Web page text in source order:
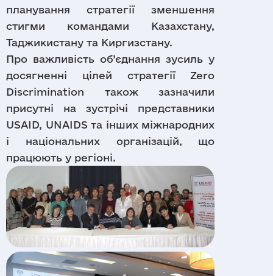
планування стратегії зменшення
стигми командами Казахстану,
Таджикистану та Киргизстану.
Про важливість об’єднання зусиль у
досягненні цілей стратегії Zero
Discrimination також зазначили
присутні на зустрічі представники
USAID, UNAIDS та інших міжнародних
і національних організацій, що
працюють у регіоні.